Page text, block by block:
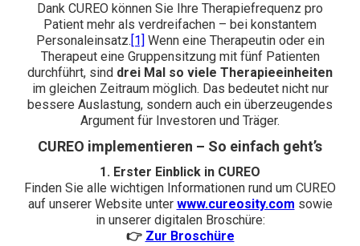
Dank CUREO können Sie Ihre Therapiefrequenz pro
Patient mehr als verdreifachen – bei konstantem
Personaleinsatz.[1] Wenn eine Therapeutin oder ein
Therapeut eine Gruppensitzung mit fünf Patienten
durchführt, sind drei Mal so viele Therapieeinheiten
im gleichen Zeitraum möglich. Das bedeutet nicht nur
bessere Auslastung, sondern auch ein überzeugendes
Argument für Investoren und Träger.
CUREO implementieren – So einfach geht’s
1. Erster Einblick in CUREO
Finden Sie alle wichtigen Informationen rund um CUREO
auf unserer Website unter www.cureosity.com sowie
in unserer digitalen Broschüre:
👉 Zur Broschüre